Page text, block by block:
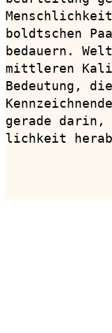
boldtschen
bedauern.
mittleren
Bedeutung,
gerade
lichkeit